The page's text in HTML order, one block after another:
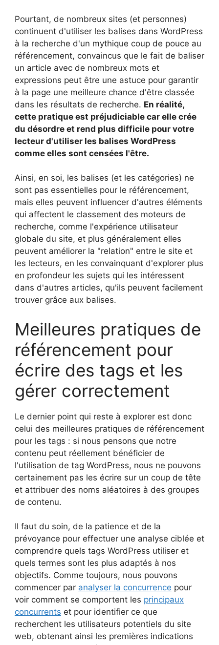
Pourtant, de nombreux sites (et personnes)
continuent d'utiliser les balises dans WordPress
à la recherche d'un mythique coup de pouce au
référencement, convaincus que le fait de baliser
un article avec de nombreux mots et
expressions peut être une astuce pour garantir
à la page une meilleure chance d'être classée
dans les résultats de recherche. En réalité,
cette pratique est préjudiciable car elle crée
du désordre et rend plus difficile pour votre
lecteur d'utiliser les balises WordPress
comme elles sont censées l'être.
Ainsi, en soi, les balises (et les catégories) ne
sont pas essentielles pour le référencement,
mais elles peuvent influencer d'autres éléments
qui affectent le classement des moteurs de
recherche, comme l'expérience utilisateur
globale du site, et plus généralement elles
peuvent améliorer la "relation" entre le site et
les lecteurs, en les convainquant d'explorer plus
en profondeur les sujets qui les intéressent
dans d'autres articles, qu'ils peuvent facilement
trouver grâce aux balises.
Meilleures pratiques de
référencement pour
écrire des tags et les
gérer correctement
Le dernier point qui reste à explorer est donc
celui des meilleures pratiques de référencement
pour les tags : si nous pensons que notre
contenu peut réellement bénéficier de
l'utilisation de tag WordPress, nous ne pouvons
certainement pas les écrire sur un coup de tête
et attribuer des noms aléatoires à des groupes
de contenu.
Il faut du soin, de la patience et de la
prévoyance pour effectuer une analyse ciblée et
comprendre quels tags WordPress utiliser et
quels termes sont les plus adaptés à nos
objectifs. Comme toujours, nous pouvons
commencer par analyser la concurrence pour
voir comment se comportent les principaux
concurrents et pour identifier ce que
recherchent les utilisateurs potentiels du site
web, obtenant ainsi les premières indications